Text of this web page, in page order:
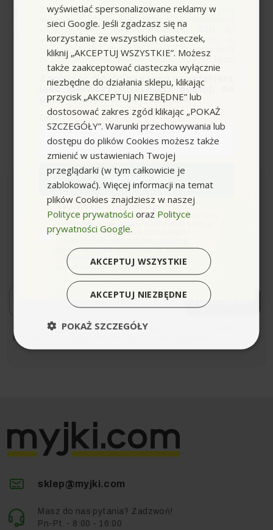
Powiązane słowa:
Myjka domowa smart control ,
Newsletter
Zapisz się i bądź na bieżąco z naszymi nowościami i
ofertami!
*Dowiaduj się o premierach i promocjach jako pierwszy.
Zapisuję się!
Możesz zrezygnować w każdej chwili. W tym celu należy
odnaleźć szczegóły w naszej informacji prawnej.
sklep@myjki.com
Masz do nas pytania? Zadzwoń!
Pn-Pt. - 8:00 - 16:00
wyświetlać spersonalizowane reklamy w
sieci Google. Jeśli zgadzasz się na
korzystanie ze wszystkich ciasteczek,
kliknij „AKCEPTUJ WSZYSTKIE”. Możesz
także zaakceptować ciasteczka wyłącznie
niezbędne do działania sklepu, klikając
przycisk „AKCEPTUJ NIEZBĘDNE” lub
dostosować zakres zgód klikając „POKAŻ
SZCZEGÓŁY”. Warunki przechowywania lub
dostępu do plików Cookies możesz także
zmienić w ustawieniach Twojej
przeglądarki (w tym całkowicie je
zablokować). Więcej informacji na temat
plików Cookies znajdziesz w naszej
Polityce prywatności oraz Polityce
prywatności Google.
AKCEPTUJ WSZYSTKIE
AKCEPTUJ NIEZBĘDNE
POKAŻ SZCZEGÓŁY
Zapisz się do newslettera, załóż konto i dokonaj
pierwszych zakupów. W ramach podziękowania
otrzymasz kod rabatowy o wartości
wykorzystania przy kolejnym zamówieniu w
naszym sklepie (minimalna wartość zamówienia
to 100zł przed naliczeniem rabatu). Kod nie łączy
się z innymi kodami rabatowymi.
Zapisując się do naszego newslettera
jako pierwszy otrzymasz dostęp do
promocyjnych ofert i rabatów.
Email
Zapisuję się
zgodaWyrażam zgodę na przetwarzanie moich
danych osobowych w postaci adresu e-mail oraz
na przesyłanie na podany przeze mnie adres e-
mail informacji handlowej o produktach i
Newsletter przez ocean.com sp. z o.o. sp. k.
Zapoznałem/łam się i akceptuję politykę
prywatności. *(wymagane)